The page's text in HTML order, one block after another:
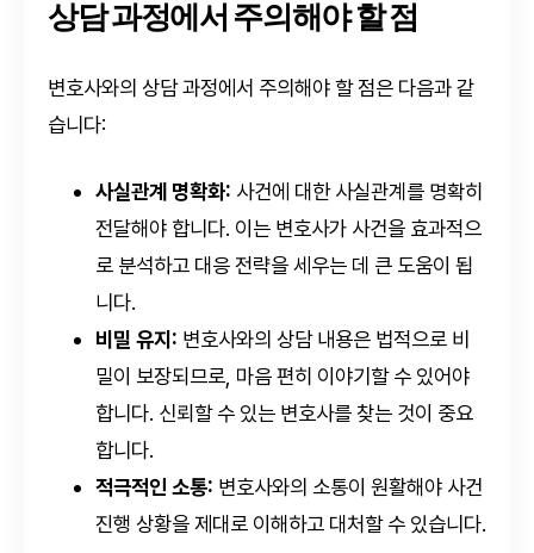
상담 과정에서 주의해야 할 점
변호사와의 상담 과정에서 주의해야 할 점은 다음과 같
습니다:
사실관계 명확화: 사건에 대한 사실관계를 명확히
전달해야 합니다. 이는 변호사가 사건을 효과적으
로 분석하고 대응 전략을 세우는 데 큰 도움이 됩
니다.
비밀 유지: 변호사와의 상담 내용은 법적으로 비
밀이 보장되므로, 마음 편히 이야기할 수 있어야
합니다. 신뢰할 수 있는 변호사를 찾는 것이 중요
합니다.
적극적인 소통: 변호사와의 소통이 원활해야 사건
진행 상황을 제대로 이해하고 대처할 수 있습니다.